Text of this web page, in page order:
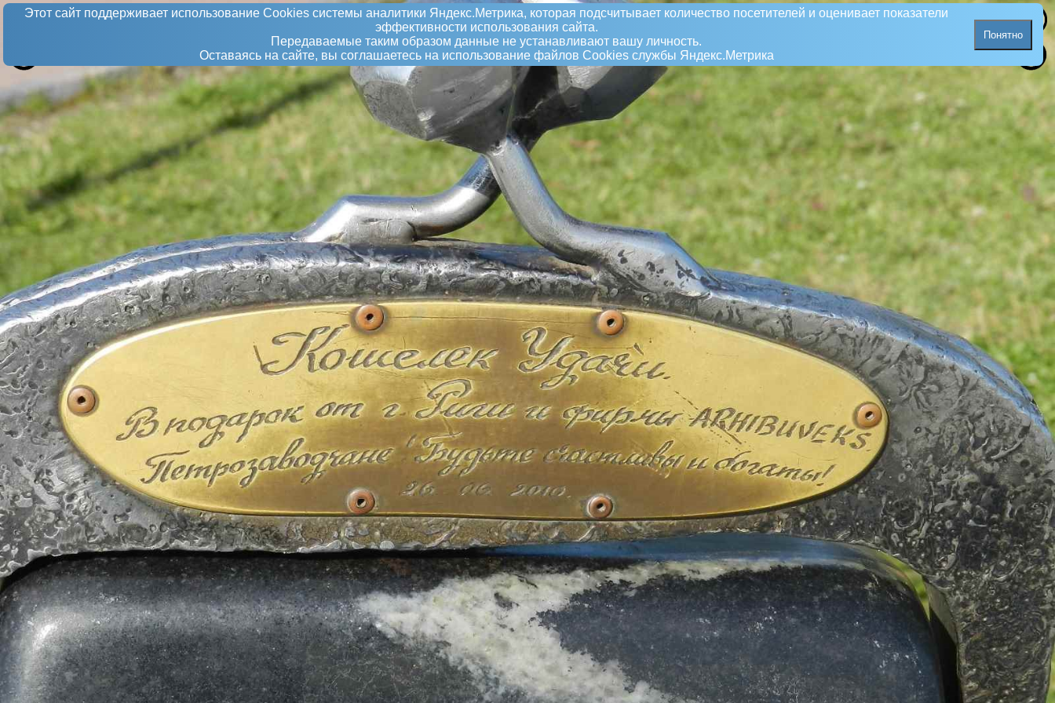
Этот сайт поддерживает использование Сookies системы аналитики Яндекс.Метрика, которая подсчитывает количество посетителей и оценивает показатели
эффективности использования сайта.
Передаваемые таким образом данные не устанавливают вашу личность.
Оставаясь на сайте, вы соглашаетесь на использование файлов Сookies службы Яндекс.Метрика
Понятно